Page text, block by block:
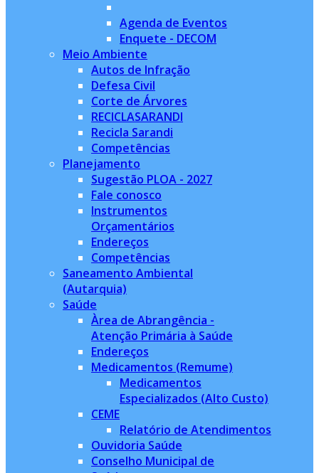
Agenda de Eventos
Enquete - DECOM
Meio Ambiente
Autos de Infração
Defesa Civil
Corte de Árvores
RECICLASARANDI
Recicla Sarandi
Competências
Planejamento
Sugestão PLOA - 2027
Fale conosco
Instrumentos
Orçamentários
Endereços
Competências
Saneamento Ambiental
(Autarquia)
Saúde
Àrea de Abrangência -
Atenção Primária à Saúde
Endereços
Medicamentos (Remume)
Medicamentos
Especializados (Alto Custo)
CEME
Relatório de Atendimentos
Ouvidoria Saúde
Conselho Municipal de